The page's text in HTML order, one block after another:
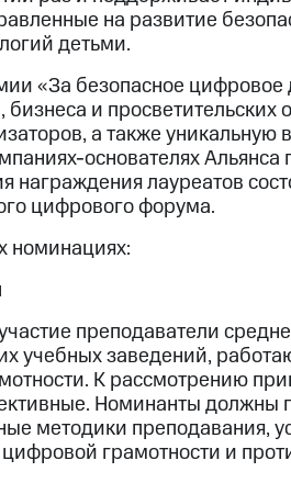
на развитие
детьми.
«За безопасное цифровое
и просветительских
а также уникальную
основателях
награждения лауреатов
цифрового форума.
номинациях:
преподаватели
учебных заведений,
К рассмотрению
Номинанты должны
методики преподавания,
грамотности и